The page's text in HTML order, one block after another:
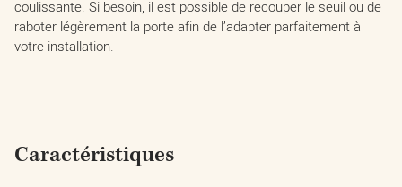
coulissante. Si besoin, il est possible de recouper le seuil ou de
raboter légèrement la porte afin de l’adapter parfaitement à
votre installation.
Caractéristiques